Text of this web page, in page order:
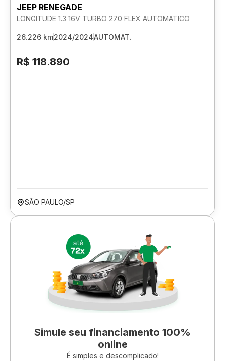
JEEP RENEGADE
LONGITUDE 1.3 16V TURBO 270 FLEX AUTOMATICO
26.226 km2024/2024AUTOMAT.
R$ 118.890
SÃO PAULO/SP
Simule seu financiamento 100%
online
É simples e descomplicado!